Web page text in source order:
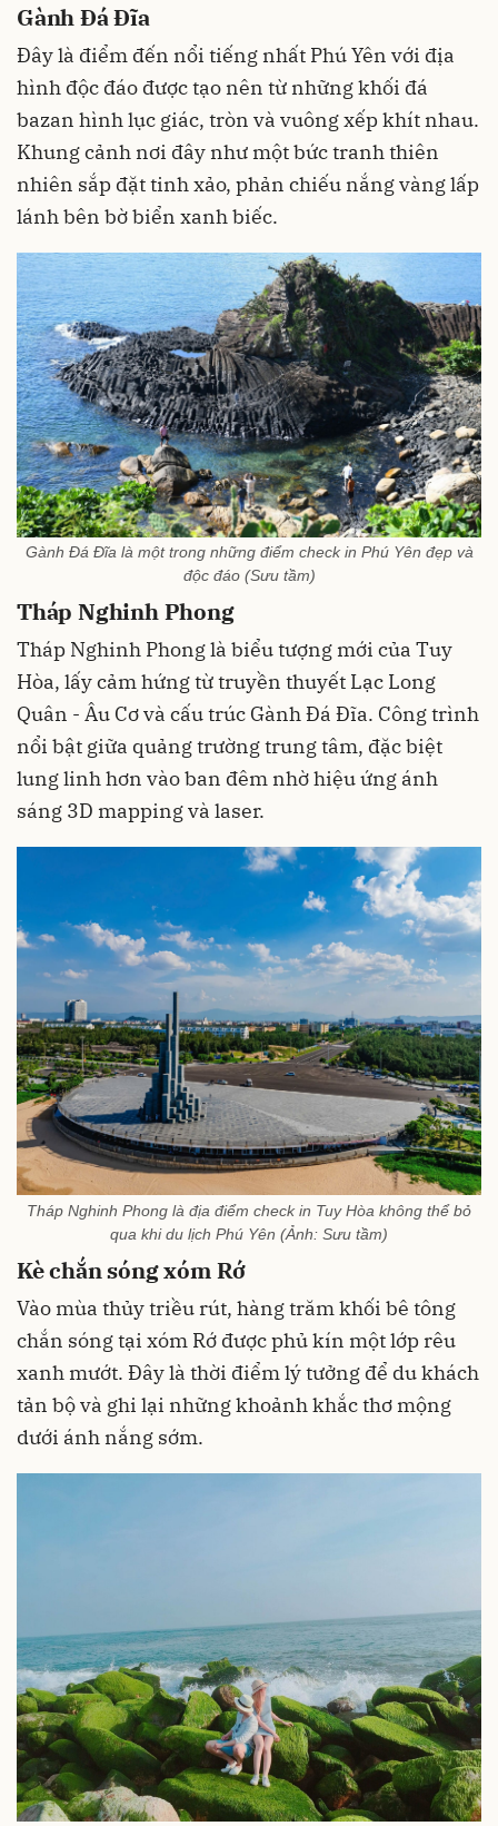
Gành Đá Đĩa
Đây là điểm đến nổi tiếng nhất Phú Yên với địa
hình độc đáo được tạo nên từ những khối đá
bazan hình lục giác, tròn và vuông xếp khít nhau.
Khung cảnh nơi đây như một bức tranh thiên
nhiên sắp đặt tinh xảo, phản chiếu nắng vàng lấp
lánh bên bờ biển xanh biếc.
Gành Đá Đĩa là một trong những điểm check in Phú Yên đẹp và
độc đáo (Sưu tầm)
Tháp Nghinh Phong
Tháp Nghinh Phong là biểu tượng mới của Tuy
Hòa, lấy cảm hứng từ truyền thuyết Lạc Long
Quân - Âu Cơ và cấu trúc Gành Đá Đĩa. Công trình
nổi bật giữa quảng trường trung tâm, đặc biệt
lung linh hơn vào ban đêm nhờ hiệu ứng ánh
sáng 3D mapping và laser.
Tháp Nghinh Phong là địa điểm check in Tuy Hòa không thể bỏ
qua khi du lịch Phú Yên (Ảnh: Sưu tầm)
Kè chắn sóng xóm Rớ
Vào mùa thủy triều rút, hàng trăm khối bê tông
chắn sóng tại xóm Rớ được phủ kín một lớp rêu
xanh mướt. Đây là thời điểm lý tưởng để du khách
tản bộ và ghi lại những khoảnh khắc thơ mộng
dưới ánh nắng sớm.